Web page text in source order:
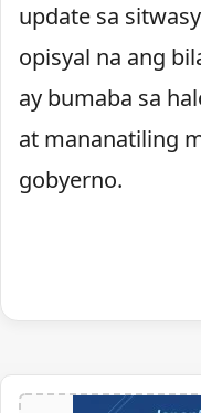
update sa
opisyal na ang
ay bumaba sa
at mananatiling
gobyerno.